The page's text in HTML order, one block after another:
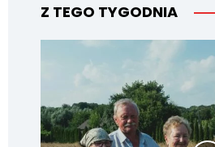
Z TEGO TYGODNIA